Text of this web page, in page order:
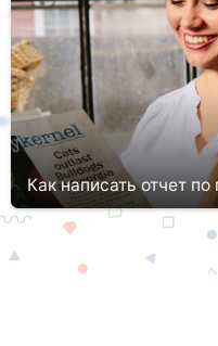
Как написать отчет
Неудивительно, но факт:
этап предусмотрен в